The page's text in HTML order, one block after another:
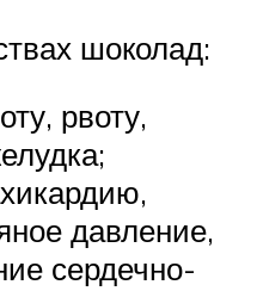
шоколад:
рвоту,
давление,
сердечно-